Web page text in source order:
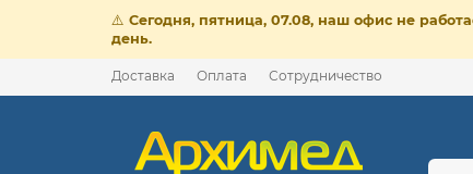
⚠️ Сегодня, пятница, 07.08, наш офис не
день.
Доставка Оплата Сотрудничество